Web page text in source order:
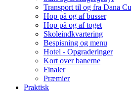
Transport til og fra Dana
Hop på og af busser
Hop på og af toget
Skoleindkvartering
Bespisning og menu
Hotel - Opgraderinger
Kort over banerne
Finaler
Præmier
Praktisk